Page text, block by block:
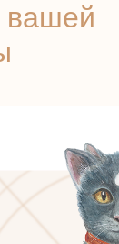
вашей